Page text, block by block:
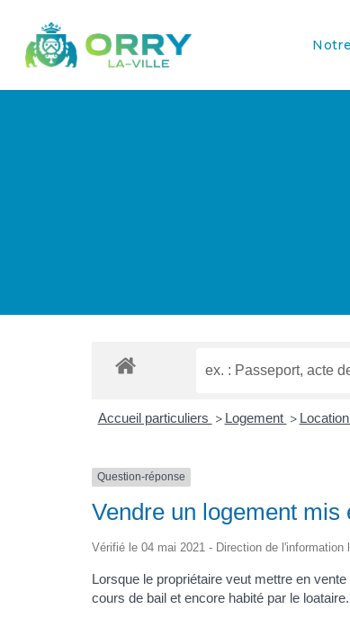
Accueil particuliers > Logement >
Question-réponse
Vendre un logement
Vérifié le 04 mai 2021 - Direction de
Lorsque le propriétaire veut mettre en
cours de bail et encore habité par le